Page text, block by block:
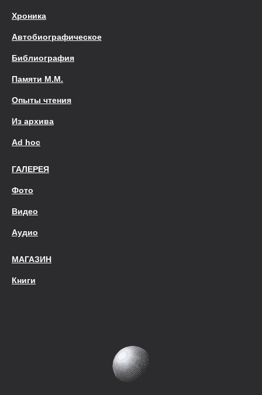
Хроника
Автобиографическое
Библиография
Памяти М.М.
Опыты чтения
Из архива
Ad hoc
ГАЛЕРЕЯ
Фото
Видео
Аудио
МАГАЗИН
Книги